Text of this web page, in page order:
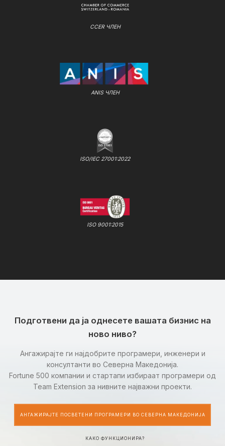
CCER ЧЛЕН
ANIS ЧЛЕН
ISO/IEC 27001:2022
ISO 9001:2015
Подготвени да ја однесете вашата бизнис на
ново ниво?
Ангажирајте ги најдобрите програмери, инженери и
консултанти во Северна Македонија.
Fortune 500 компании и стартапи избираат програмери од
Team Extension за нивните најважни проекти.
АНГАЖИРАЈТЕ ПОСВЕТЕНИ ПРОГРАМЕРИ ВО СЕВЕРНА МАКЕДОНИЈА
КАКО ФУНКЦИОНИРА?